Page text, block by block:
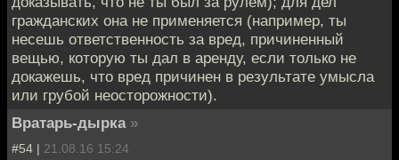
гражданских она не применяется (например, ты
несешь ответственность за вред, причиненный
вещью, которую ты дал в аренду, если только не
докажешь, что вред причинен в результате умысла
или грубой неосторожности).
Вратарь-дырка »
#54 | 21.08.16 15:24